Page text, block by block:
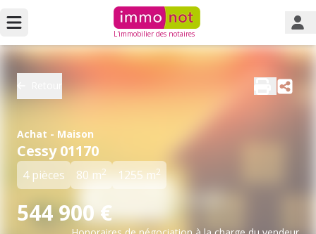
L'immobilier des notaires
Achat - Maison
Cessy 01170
4 pièces 80 m2 1255 m2
544 900 €